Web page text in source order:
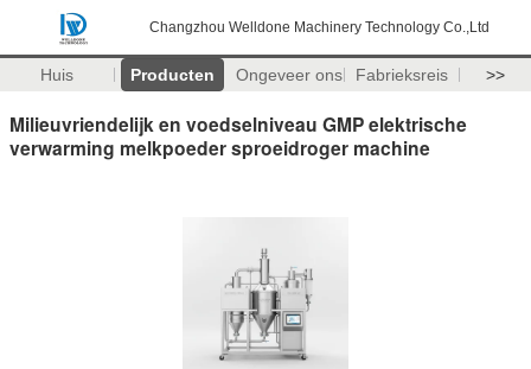
Changzhou Welldone Machinery Technology Co.,Ltd
Huis Producten Ongeveer ons Fabrieksreis >>
Milieuvriendelijk en voedselniveau GMP elektrische
verwarming melkpoeder sproeidroger machine